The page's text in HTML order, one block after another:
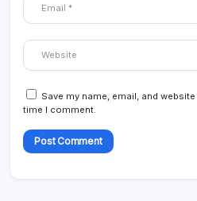
Save my name, email, and
time I comment.